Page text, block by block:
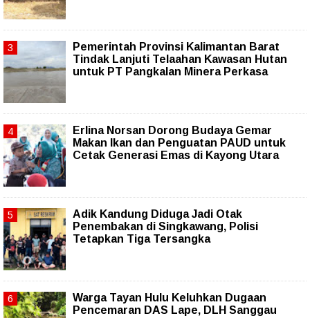
Pemerintah Provinsi Kalimantan Barat
Tindak Lanjuti Telaahan Kawasan Hutan
untuk PT Pangkalan Minera Perkasa
Erlina Norsan Dorong Budaya Gemar
Makan Ikan dan Penguatan PAUD untuk
Cetak Generasi Emas di Kayong Utara
Adik Kandung Diduga Jadi Otak
Penembakan di Singkawang, Polisi
Tetapkan Tiga Tersangka
Warga Tayan Hulu Keluhkan Dugaan
Pencemaran DAS Lape, DLH Sanggau